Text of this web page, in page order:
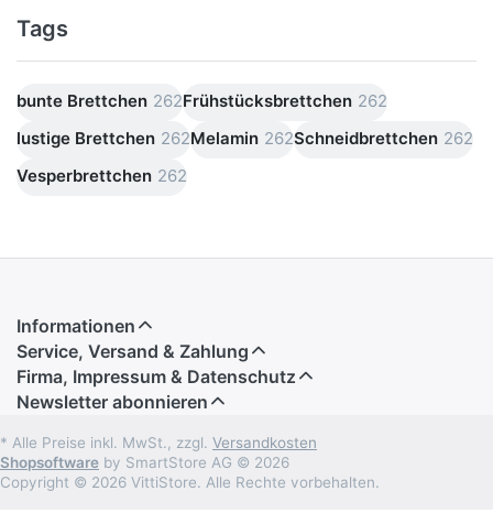
Tags
bunte Brettchen 262Frühstücksbrettchen 262
lustige Brettchen 262Melamin 262Schneidbrettchen 262
Vesperbrettchen 262
Informationen
Service, Versand & Zahlung
Firma, Impressum & Datenschutz
Newsletter abonnieren
* Alle Preise inkl. MwSt., zzgl. Versandkosten
Shopsoftware by SmartStore AG © 2026
Copyright © 2026 VittiStore. Alle Rechte vorbehalten.